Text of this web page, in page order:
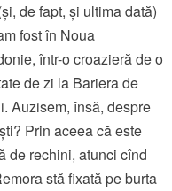
de fapt, și ultima dată)
fost în Noua
într-o croazieră de o
de zi la Bariera de
Auzisem, însă, despre
Prin aceea că este
de rechini, atunci cînd
stă fixată pe burta